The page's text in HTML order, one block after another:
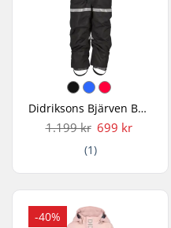
Didriksons Bjärven Børn Flyverdragt
1.199 kr 699 kr
(1)
-40%